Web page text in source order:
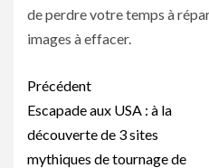
de perdre votre temps à
images à effacer.
Navigation
d’article
Précédent
Escapade aux USA : à la
découverte de 3 sites
mythiques de tournage de